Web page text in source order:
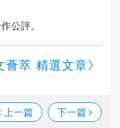
公評。
薈萃 精選文章》
上一篇 下一篇